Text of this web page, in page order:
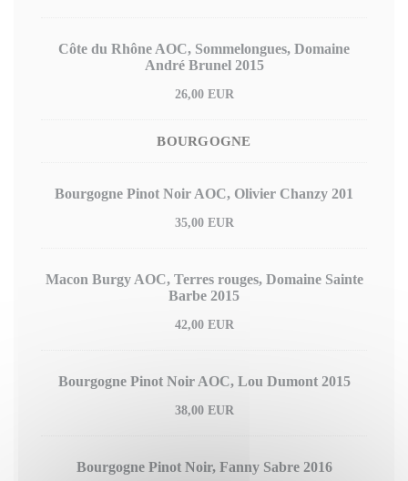
Côte du Rhône AOC, Sommelongues, Domaine
André Brunel 2015
26,00 EUR
BOURGOGNE
Bourgogne Pinot Noir AOC, Olivier Chanzy 201
35,00 EUR
Macon Burgy AOC, Terres rouges, Domaine Sainte
Barbe 2015
42,00 EUR
Bourgogne Pinot Noir AOC, Lou Dumont 2015
38,00 EUR
Bourgogne Pinot Noir, Fanny Sabre 2016